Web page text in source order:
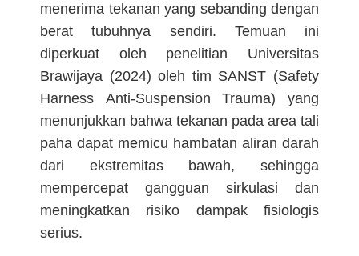
menerima tekanan yang sebanding dengan
berat tubuhnya sendiri. Temuan ini
diperkuat oleh penelitian Universitas
Brawijaya (2024) oleh tim SANST (Safety
Harness Anti-Suspension Trauma) yang
menunjukkan bahwa tekanan pada area tali
paha dapat memicu hambatan aliran darah
dari ekstremitas bawah, sehingga
mempercepat gangguan sirkulasi dan
meningkatkan risiko dampak fisiologis
serius.